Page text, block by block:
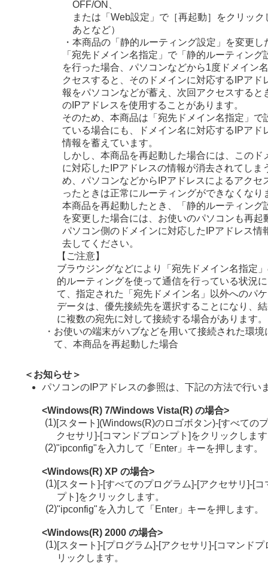
OFF/ON、
または「Web設定」で［再起動］をクリック
あとなど）
・ 本商品の「静的ルーティング設定」を変更し
「宛先ドメイン名指定」で「静的ルーティング
を行った場合、パソコンなどから1度ドメイン
クセスすると、そのドメインに対応するIPアド
報をパソコンなどが蓄え、次回アクセスすると
のIPアドレスを使用することがあります。
そのため、本商品は「宛先ドメイン名指定」で
ている場合にも、ドメイン名に対応するIPアド
情報を蓄えています。
しかし、本商品を再起動した場合には、このド
に対応したIPアドレスの情報が消去されてしま
め、パソコンなどからIPアドレスによるアクセ
ったときは正常にルーティングができなくなり
本商品を再起動したとき、「静的ルーティング
を変更した場合には、お使いのパソコンも再起
パソコン側のドメインに対応したIPアドレス情
去してください。
【ご注意】
ブラウジングなどにより「宛先ドメイン名指定
的ルーティングを使って通信を行っている状況
て、指定された「宛先ドメイン名」以外へのパ
データは、優先接続先を選択することになり、
に複数の宛先に対して接続する場合があります。
・ お使いの端末がハブなどを用いて接続された環境
て、本商品を再起動した場合
＜お知らせ＞
パソコンのIPアドレスの参照は、下記の方法で行い
<Windows(R) 7/Windows Vista(R) の場合>
(1) [スタート](Windows(R)のロゴボタン)-[すべての
クセサリ]-[コマンドプロンプト]をクリックしま
(2)"ipconfig"を入力して「Enter」キーを押します。
<Windows(R) XP の場合>
(1) [スタート]-[すべてのプログラム]-[アクセサリ]-[
プト]をクリックします。
(2)"ipconfig"を入力して「Enter」キーを押します。
<Windows(R) 2000 の場合>
(1) [スタート]-[プログラム]-[アクセサリ]-[コマンド
リックします。